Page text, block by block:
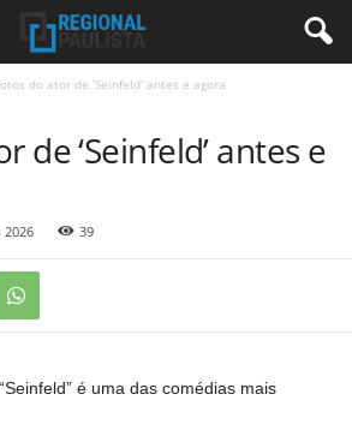
do ator de ‘Seinfeld’ antes e agora
de ‘Seinfeld’ antes e
2026 39
é uma das comédias mais